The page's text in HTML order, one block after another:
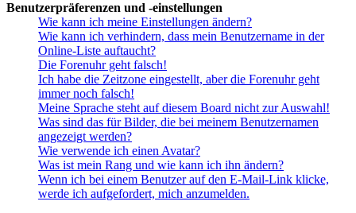
Benutzerpräferenzen und -einstellungen
Wie kann ich meine Einstellungen ändern?
Wie kann ich verhindern, dass mein Benutzername in der
Online-Liste auftaucht?
Die Forenuhr geht falsch!
Ich habe die Zeitzone eingestellt, aber die Forenuhr geht
immer noch falsch!
Meine Sprache steht auf diesem Board nicht zur Auswahl!
Was sind das für Bilder, die bei meinem Benutzernamen
angezeigt werden?
Wie verwende ich einen Avatar?
Was ist mein Rang und wie kann ich ihn ändern?
Wenn ich bei einem Benutzer auf den E-Mail-Link klicke,
werde ich aufgefordert, mich anzumelden.